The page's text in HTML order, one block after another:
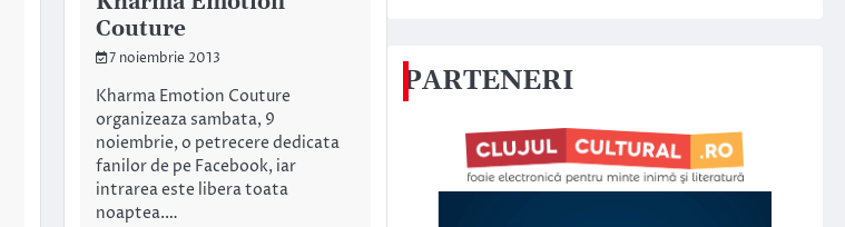
Couture
7 noiembrie 2013
Kharma Emotion Couture
organizeaza sambata, 9
noiembrie, o petrecere dedicata
fanilor de pe Facebook, iar
intrarea este libera toata
noaptea.…
PARTENERI